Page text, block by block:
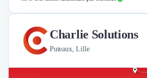
Assurance
Subventions & Aides
Levée de fonds
Charlie Solutions
Puteaux, Lille